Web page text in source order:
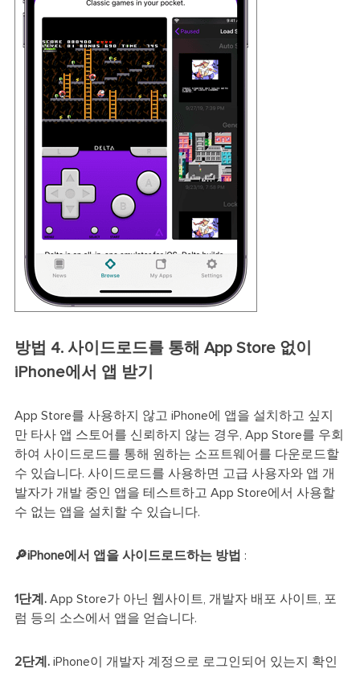
방법 4. 사이드로드를 통해 App Store 없이
iPhone에서 앱 받기
App Store를 사용하지 않고 iPhone에 앱을 설치하고 싶지
만 타사 앱 스토어를 신뢰하지 않는 경우, App Store를 우회
하여 사이드로드를 통해 원하는 소프트웨어를 다운로드할
수 있습니다. 사이드로드를 사용하면 고급 사용자와 앱 개
발자가 개발 중인 앱을 테스트하고 App Store에서 사용할
수 없는 앱을 설치할 수 있습니다.
🔎iPhone에서 앱을 사이드로드하는 방법 :
1단계.App Store가 아닌 웹사이트, 개발자 배포 사이트, 포
럼 등의 소스에서 앱을 얻습니다.
2단계.iPhone이 개발자 계정으로 로그인되어 있는지 확인